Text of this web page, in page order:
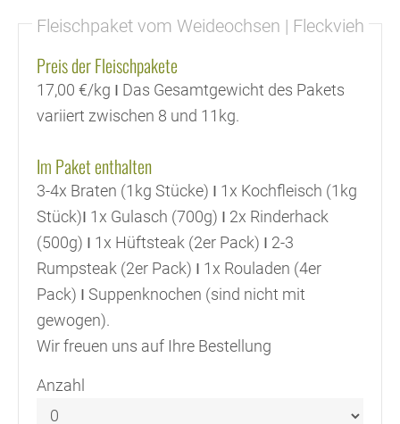
Fleischpaket vom Weideochsen | Fleckvieh
Preis der Fleischpakete
17,00 €/kg Ι Das Gesamtgewicht des Pakets
variiert zwischen 8 und 11kg.
Im Paket enthalten
3-4x Braten (1kg Stücke) Ι 1x Kochfleisch (1kg
Stück)Ι 1x Gulasch (700g) Ι 2x Rinderhack
(500g) Ι 1x Hüftsteak (2er Pack) Ι 2-3
Rumpsteak (2er Pack) Ι 1x Rouladen (4er
Pack) Ι Suppenknochen (sind nicht mit
gewogen).
Wir freuen uns auf Ihre Bestellung
Anzahl